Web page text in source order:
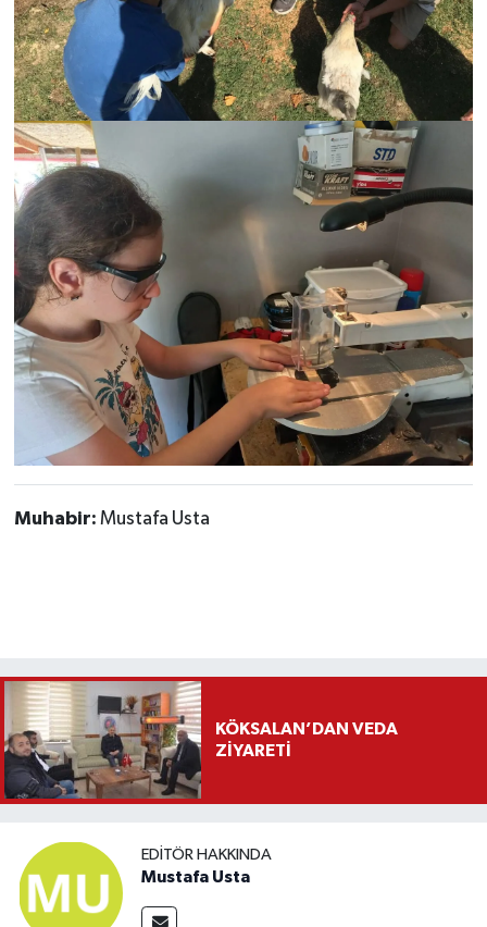
Muhabir: Mustafa Usta
KÖKSALAN’DAN VEDA
ZİYARETİ
EDITÖR HAKKINDA
Mustafa Usta